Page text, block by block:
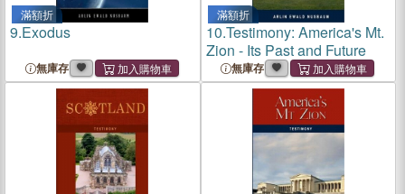
滿額折
9.Exodus
無庫存
滿額折
10.Testimony: America's Mt.
Zion - Its Past and Future
無庫存